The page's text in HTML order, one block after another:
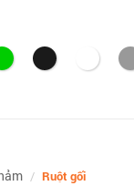
Ruột gối